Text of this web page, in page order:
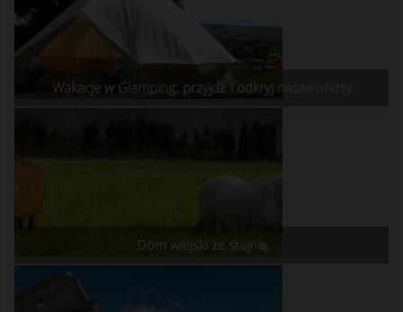
Wakacje w Glamping: przyjdź i odkryj nasze oferty
Dom wiejski ze stajnią